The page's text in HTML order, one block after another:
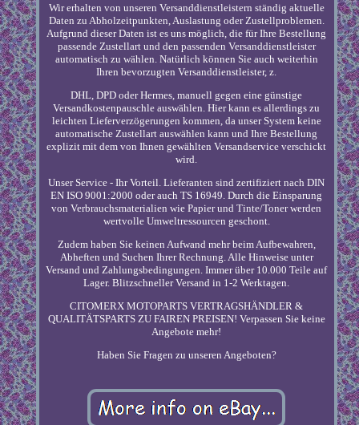
Wir erhalten von unseren Versanddienstleistern ständig aktuelle
Daten zu Abholzeitpunkten, Auslastung oder Zustellproblemen.
Aufgrund dieser Daten ist es uns möglich, die für Ihre Bestellung
passende Zustellart und den passenden Versanddienstleister
automatisch zu wählen. Natürlich können Sie auch weiterhin
Ihren bevorzugten Versanddienstleister, z.
DHL, DPD oder Hermes, manuell gegen eine günstige
Versandkostenpauschle auswählen. Hier kann es allerdings zu
leichten Lieferverzögerungen kommen, da unser System keine
automatische Zustellart auswählen kann und Ihre Bestellung
explizit mit dem von Ihnen gewählten Versandservice verschickt
wird.
Unser Service - Ihr Vorteil. Lieferanten sind zertifiziert nach DIN
EN ISO 9001:2000 oder auch TS 16949. Durch die Einsparung
von Verbrauchsmaterialien wie Papier und Tinte/Toner werden
wertvolle Umweltressourcen geschont.
Zudem haben Sie keinen Aufwand mehr beim Aufbewahren,
Abheften und Suchen Ihrer Rechnung. Alle Hinweise unter
Versand und Zahlungsbedingungen. Immer über 10.000 Teile auf
Lager. Blitzschneller Versand in 1-2 Werktagen.
CITOMERX MOTOPARTS VERTRAGSHÄNDLER &
QUALITÄTSPARTS ZU FAIREN PREISEN! Verpassen Sie keine
Angebote mehr!
Haben Sie Fragen zu unseren Angeboten?